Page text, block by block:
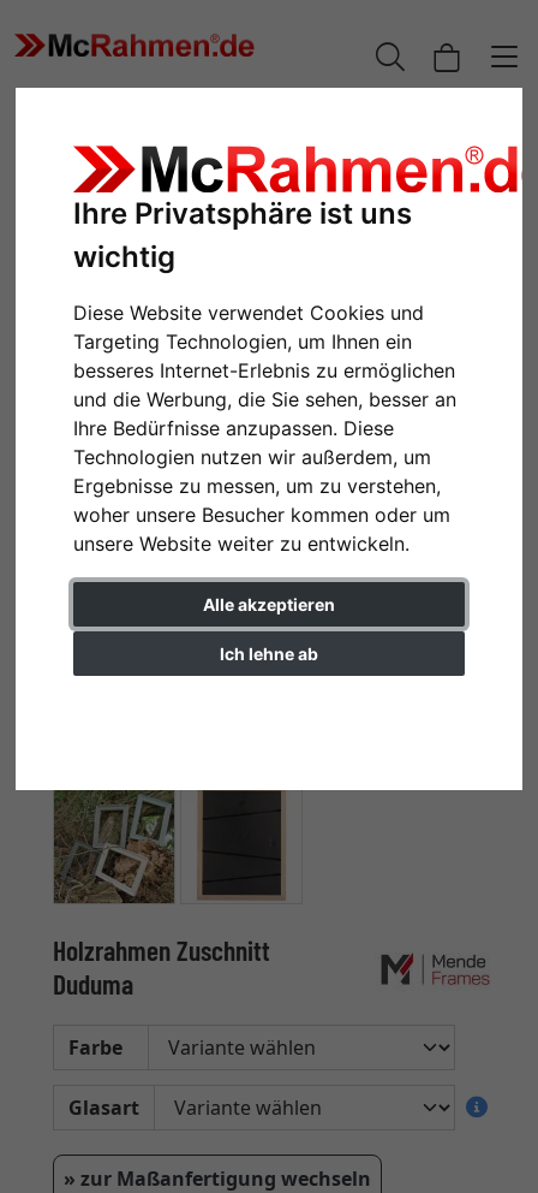
Ihre Privatsphäre ist uns
wichtig
Diese Website verwendet Cookies und
Targeting Technologien, um Ihnen ein
besseres Internet-Erlebnis zu ermöglichen
und die Werbung, die Sie sehen, besser an
Ihre Bedürfnisse anzupassen. Diese
Technologien nutzen wir außerdem, um
Ergebnisse zu messen, um zu verstehen,
woher unsere Besucher kommen oder um
unsere Website weiter zu entwickeln.
Alle akzeptieren
Ich lehne ab
Zurück
Holzrahmen Zuschnitt
Duduma
Farbe
Glasart
» zur Maßanfertigung wechseln